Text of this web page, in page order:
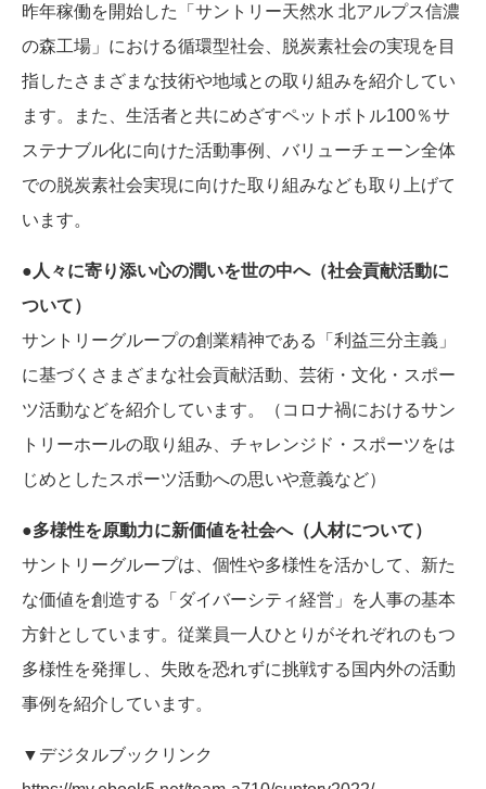
昨年稼働を開始した「サントリー天然水 北アルプス信濃
の森工場」における循環型社会、脱炭素社会の実現を目
指したさまざまな技術や地域との取り組みを紹介してい
ます。また、生活者と共にめざすペットボトル100％サ
ステナブル化に向けた活動事例、バリューチェーン全体
での脱炭素社会実現に向けた取り組みなども取り上げて
います。
●人々に寄り添い心の潤いを世の中へ（社会貢献活動に
ついて）
サントリーグループの創業精神である「利益三分主義」
に基づくさまざまな社会貢献活動、芸術・文化・スポー
ツ活動などを紹介しています。（コロナ禍におけるサン
トリーホールの取り組み、チャレンジド・スポーツをは
じめとしたスポーツ活動への思いや意義など）
●多様性を原動力に新価値を社会へ（人材について）
サントリーグループは、個性や多様性を活かして、新た
な価値を創造する「ダイバーシティ経営」を人事の基本
方針としています。従業員一人ひとりがそれぞれのもつ
多様性を発揮し、失敗を恐れずに挑戦する国内外の活動
事例を紹介しています。
▼デジタルブックリンク